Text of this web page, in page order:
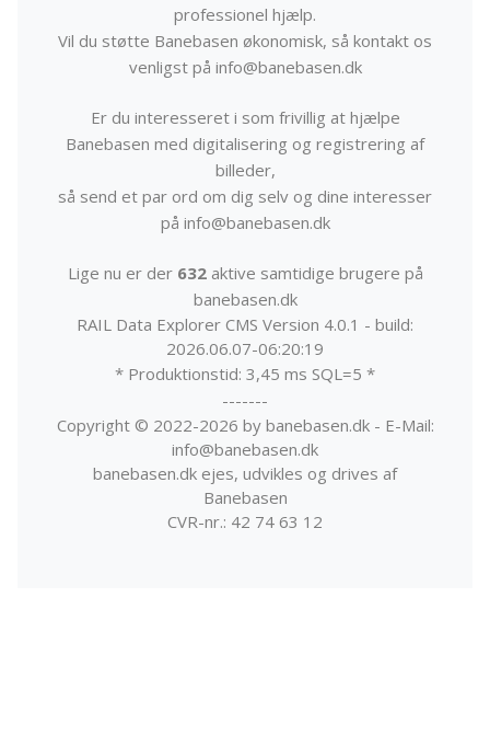
professionel hjælp.
Vil du støtte Banebasen økonomisk, så kontakt os
venligst på info@banebasen.dk
Er du interesseret i som frivillig at hjælpe
Banebasen med digitalisering og registrering af
billeder,
så send et par ord om dig selv og dine interesser
på info@banebasen.dk
Lige nu er der 632aktive samtidige brugere på
banebasen.dk
RAIL Data Explorer CMS Version 4.0.1 - build:
2026.06.07-06:20:19
* Produktionstid: 3,45 ms SQL=5 *
-------
Copyright © 2022-2026 by banebasen.dk - E-Mail:
info@banebasen.dk
banebasen.dk ejes, udvikles og drives af
Banebasen
CVR-nr.: 42 74 63 12